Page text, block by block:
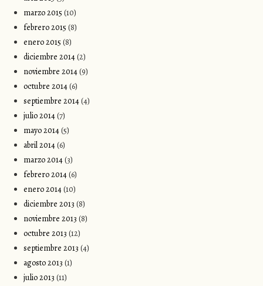
marzo 2015 (10)
febrero 2015 (8)
enero 2015 (8)
diciembre 2014(2)
noviembre 2014(9)
octubre 2014(6)
septiembre 2014(4)
julio 2014(7)
mayo 2014(5)
abril 2014(6)
marzo 2014(3)
febrero 2014(6)
enero 2014(10)
diciembre 2013 (8)
noviembre 2013 (8)
octubre 2013 (12)
septiembre 2013 (4)
agosto 2013 (1)
julio 2013 (11)